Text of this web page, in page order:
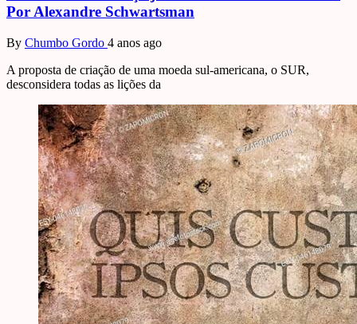
Por Alexandre Schwartsman
By Chumbo Gordo 4 anos ago
A proposta de criação de uma moeda sul-americana, o SUR,
desconsidera todas as lições da